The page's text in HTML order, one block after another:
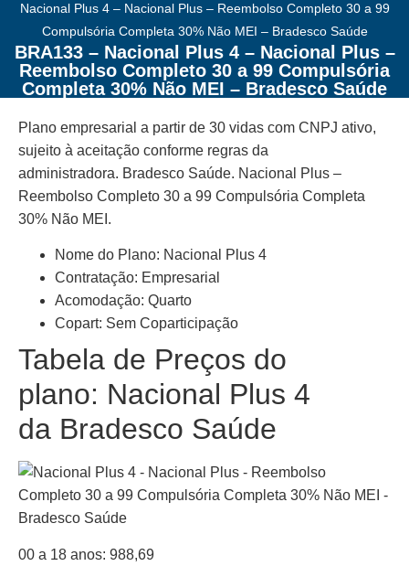
Nacional Plus 4 – Nacional Plus – Reembolso Completo 30 a 99
Compulsória Completa 30% Não MEI – Bradesco Saúde
BRA133 – Nacional Plus 4 – Nacional Plus –
Reembolso Completo 30 a 99 Compulsória
Completa 30% Não MEI – Bradesco Saúde
Plano empresarial a partir de 30 vidas com CNPJ ativo,
sujeito à aceitação conforme regras da
administradora. Bradesco Saúde. Nacional Plus –
Reembolso Completo 30 a 99 Compulsória Completa
30% Não MEI.
Nome do Plano: Nacional Plus 4
Contratação: Empresarial
Acomodação: Quarto
Copart: Sem Coparticipação
Tabela de Preços do
plano: Nacional Plus 4
da Bradesco Saúde
00 a 18 anos: 988,69